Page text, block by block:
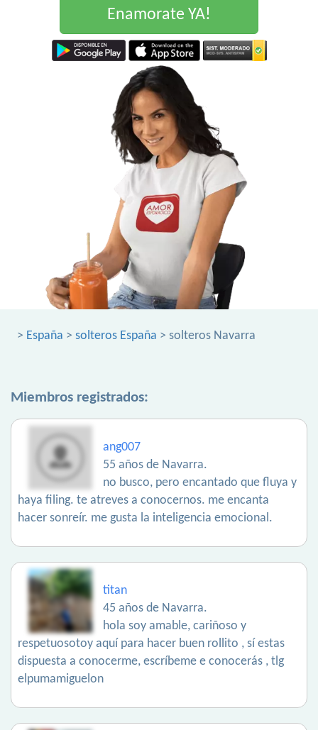
Enamorate YA!
> España > solteros España > solteros Navarra
Miembros registrados:
ang007
55 años de Navarra.
no busco, pero encantado que fluya y
haya filing. te atreves a conocernos. me encanta
hacer sonreír. me gusta la inteligencia emocional.
titan
45 años de Navarra.
hola soy amable, cariñoso y
respetuosotoy aquí para hacer buen rollito , sí estas
dispuesta a conocerme, escríbeme e conocerás , tlg
elpumamiguelon